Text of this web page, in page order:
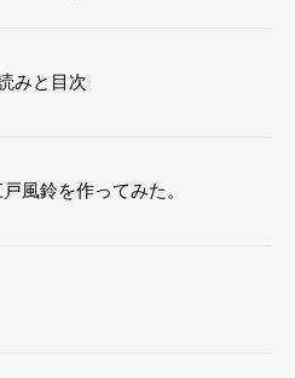
みと目次
風鈴を作ってみた。